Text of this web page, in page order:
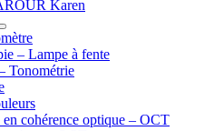
Karen
– Lampe à fente
Tonométrie
cohérence optique – OCT